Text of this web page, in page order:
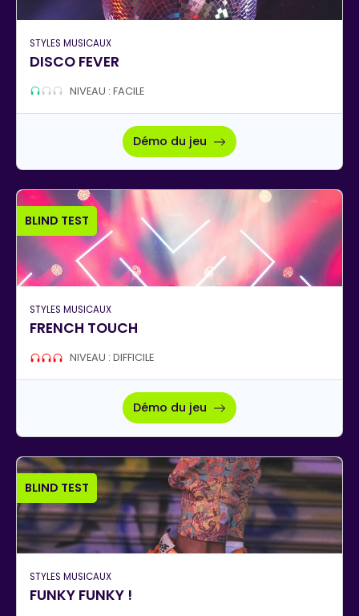
STYLES MUSICAUX
DISCO FEVER
NIVEAU : FACILE
Démo du jeu
BLIND TEST
STYLES MUSICAUX
FRENCH TOUCH
NIVEAU : DIFFICILE
Démo du jeu
BLIND TEST
STYLES MUSICAUX
FUNKY FUNKY !